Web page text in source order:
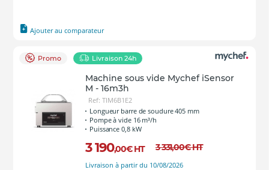
Ajouter au comparateur
Promo Livraison 24h
Machine sous vide Mychef iSensor
M - 16m3h
Ref: TIM6B1E2
Longueur barre de soudure 405 mm
Pompe à vide 16 m³/h
Puissance 0,8 kW
3 190,00€ HT 3 331,00€HT
Livraison à partir du 10/08/2026